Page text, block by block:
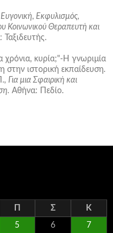
Εκφυλισμός,
Κοινωνικού Θεραπευτή και
Ταξιδευτής.
κυρία;"-Η γνωριμία
στην ιστορική εκπαίδευση.
Για μια Σφαιρική και
Αθήνα: Πεδίο.
Σ Κ
5 6 7